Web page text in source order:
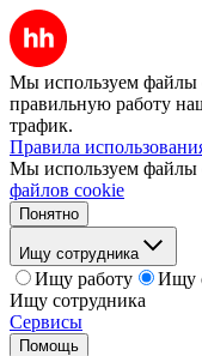
Мы используем файлы
правильную работу
трафик.
Правила
Мы используем файлы
файлов cookie
Понятно
Ищу сотрудника
Ищу работу
Ищу
Ищу сотрудника
Сервисы
Помощь